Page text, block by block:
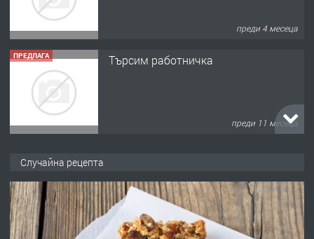
преди 4 месеца
ПРЕДЛАГА Търсим работничка
преди 11 месеца
преди 1 година
Случайна рецепта